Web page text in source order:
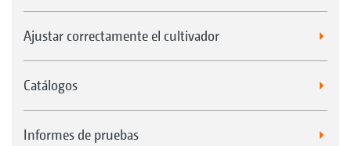
Ajustar correctamente el cultivador
Catálogos
Informes de pruebas